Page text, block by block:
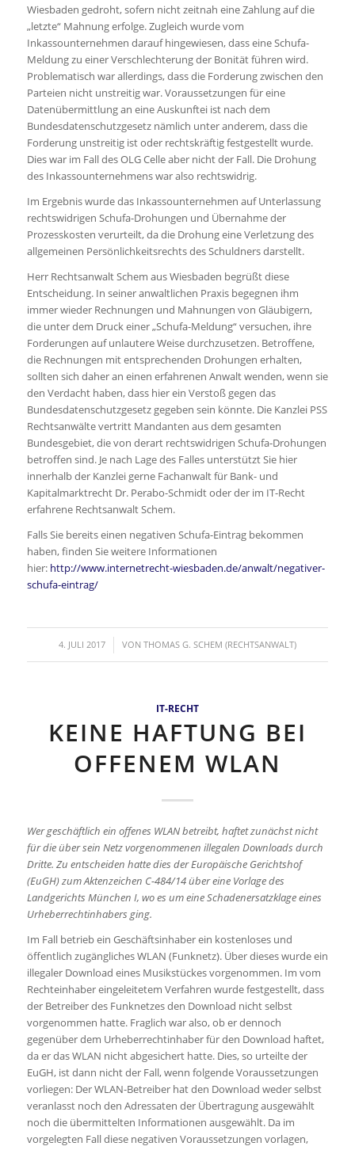
Wiesbaden gedroht, sofern nicht zeitnah eine Zahlung auf die
„letzte“ Mahnung erfolge. Zugleich wurde vom
Inkassounternehmen darauf hingewiesen, dass eine Schufa-
Meldung zu einer Verschlechterung der Bonität führen wird.
Problematisch war allerdings, dass die Forderung zwischen den
Parteien nicht unstreitig war. Voraussetzungen für eine
Datenübermittlung an eine Auskunftei ist nach dem
Bundesdatenschutzgesetz nämlich unter anderem, dass die
Forderung unstreitig ist oder rechtskräftig festgestellt wurde.
Dies war im Fall des OLG Celle aber nicht der Fall. Die Drohung
des Inkassounternehmens war also rechtswidrig.
Im Ergebnis wurde das Inkassounternehmen auf Unterlassung
rechtswidrigen Schufa-Drohungen und Übernahme der
Prozesskosten verurteilt, da die Drohung eine Verletzung des
allgemeinen Persönlichkeitsrechts des Schuldners darstellt.
Herr Rechtsanwalt Schem aus Wiesbaden begrüßt diese
Entscheidung. In seiner anwaltlichen Praxis begegnen ihm
immer wieder Rechnungen und Mahnungen von Gläubigern,
die unter dem Druck einer „Schufa-Meldung“ versuchen, ihre
Forderungen auf unlautere Weise durchzusetzen. Betroffene,
die Rechnungen mit entsprechenden Drohungen erhalten,
sollten sich daher an einen erfahrenen Anwalt wenden, wenn sie
den Verdacht haben, dass hier ein Verstoß gegen das
Bundesdatenschutzgesetz gegeben sein könnte. Die Kanzlei PSS
Rechtsanwälte vertritt Mandanten aus dem gesamten
Bundesgebiet, die von derart rechtswidrigen Schufa-Drohungen
betroffen sind. Je nach Lage des Falles unterstützt Sie hier
innerhalb der Kanzlei gerne Fachanwalt für Bank- und
Kapitalmarktrecht Dr. Perabo-Schmidt oder der im IT-Recht
erfahrene Rechtsanwalt Schem.
Falls Sie bereits einen negativen Schufa-Eintrag bekommen
haben, finden Sie weitere Informationen
hier: http://www.internetrecht-wiesbaden.de/anwalt/negativer-
schufa-eintrag/
4. JULI 2017
/ VON THOMAS G. SCHEM (RECHTSANWALT)
IT-RECHT
KEINE HAFTUNG BEI
OFFENEM WLAN
Wer geschäftlich ein offenes WLAN betreibt, haftet zunächst nicht
für die über sein Netz vorgenommenen illegalen Downloads durch
Dritte. Zu entscheiden hatte dies der Europäische Gerichtshof
(EuGH) zum Aktenzeichen C-484/14 über eine Vorlage des
Landgerichts München I, wo es um eine Schadenersatzklage eines
Urheberrechtinhabers ging.
Im Fall betrieb ein Geschäftsinhaber ein kostenloses und
öffentlich zugängliches WLAN (Funknetz). Über dieses wurde ein
illegaler Download eines Musikstückes vorgenommen. Im vom
Rechteinhaber eingeleitetem Verfahren wurde festgestellt, dass
der Betreiber des Funknetzes den Download nicht selbst
vorgenommen hatte. Fraglich war also, ob er dennoch
gegenüber dem Urheberrechtinhaber für den Download haftet,
da er das WLAN nicht abgesichert hatte. Dies, so urteilte der
EuGH, ist dann nicht der Fall, wenn folgende Voraussetzungen
vorliegen: Der WLAN-Betreiber hat den Download weder selbst
veranlasst noch den Adressaten der Übertragung ausgewählt
noch die übermittelten Informationen ausgewählt. Da im
vorgelegten Fall diese negativen Voraussetzungen vorlagen,